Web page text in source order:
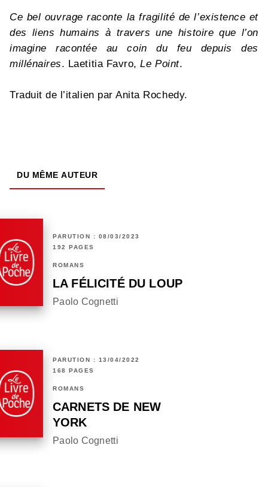
Ce bel ouvrage raconte la fragilité de l’existence et
des liens humains à travers une histoire que l’on
imagine racontée au coin du feu depuis des
millénaires. Laetitia Favro,Le Point.
Traduit de l’italien par Anita Rochedy.
DU MÊME AUTEUR
PARUTION : 08/03/2023
192 PAGES
ROMANS
LA FÉLICITÉ DU LOUP
Paolo Cognetti
PARUTION : 13/04/2022
168 PAGES
ROMANS
CARNETS DE NEW
YORK
Paolo Cognetti